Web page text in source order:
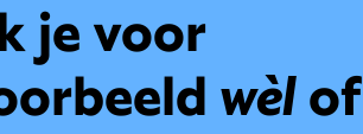
je voor
wèlof